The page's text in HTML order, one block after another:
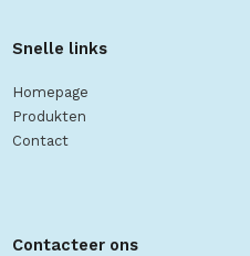
Snelle links
Homepage
Produkten
Contact
Contacteer ons